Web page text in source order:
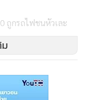
วณแยกถนนนเรศ
งบางรัก เขตบางรัก,
แดง, ถนนบริพัตร ใกล้
เลขที่ 185 และถนน
ตัดถนนอัษฎางค์
53 และถนน
ถูกรถไฟชนหัวเละ
ปิดเส้นทางจราจรวัน